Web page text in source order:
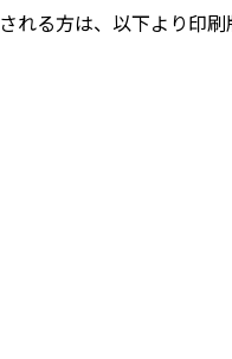
れる方は、以下より印刷